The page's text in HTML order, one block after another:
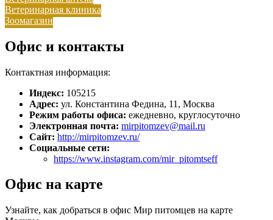
Ветеринарная клиника
Зоомагазин
Офис и контакты
Контактная информация:
Индекс: 105215
Адрес: ул. Константина Федина, 11, Москва
Режим работы офиса: ежедневно, круглосуточно
Электронная почта: mirpitomzev@mail.ru
Сайт: http://mirpitomzev.ru/
Социальные сети:
https://www.instagram.com/mir_pitomtseff
Офис на карте
Узнайте, как добраться в офис Мир питомцев на карте